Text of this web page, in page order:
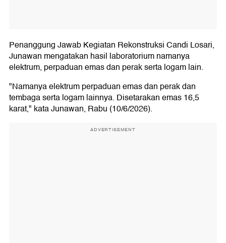
Penanggung Jawab Kegiatan Rekonstruksi Candi Losari,
Junawan mengatakan hasil laboratorium namanya
elektrum, perpaduan emas dan perak serta logam lain.
"Namanya elektrum perpaduan emas dan perak dan
tembaga serta logam lainnya. Disetarakan emas 16,5
karat," kata Junawan, Rabu (10/6/2026).
ADVERTISEMENT